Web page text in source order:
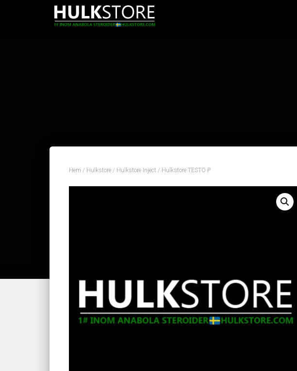
Hem / Hulkstore / Hulkstore Inject / Hulkstore TESTO P